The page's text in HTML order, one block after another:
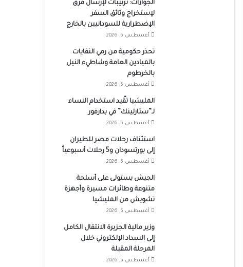
الجوازات: ترتيبات لإرسال فرق
لإستخراج وثائق السفر
الإضطرارية للسودانيين بالخارج
أغسطس 5, 2026
تحذر حكومية من رمي النفايات
بالميادين العامة وشاطيء النيل
بالخرطوم
أغسطس 5, 2026
المليشيا تقّيد استخدام النساء
لـ”ستارلينك” في بدارفور
أغسطس 5, 2026
استئناف رحلات مصر للطيران
إلى بورتسودان و5 رحلات أسبوعياً
أغسطس 5, 2026
الجيش يستولى على أسلحة
متنوعة وطائرات مسيرة وأجهزة
تشويش من المليشيا
أغسطس 5, 2026
وزير مالية الجزيرة الانتقال الكامل
إلى السداد الإلكتروني خلال
المرحلة المقبلة
أغسطس 5, 2026